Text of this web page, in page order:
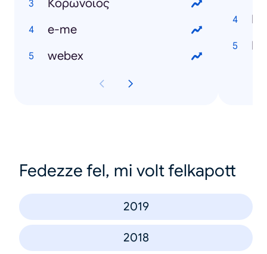
Κορωνοϊός
e-me
webex
Fedezze fel, mi volt felkapott
2019
2018